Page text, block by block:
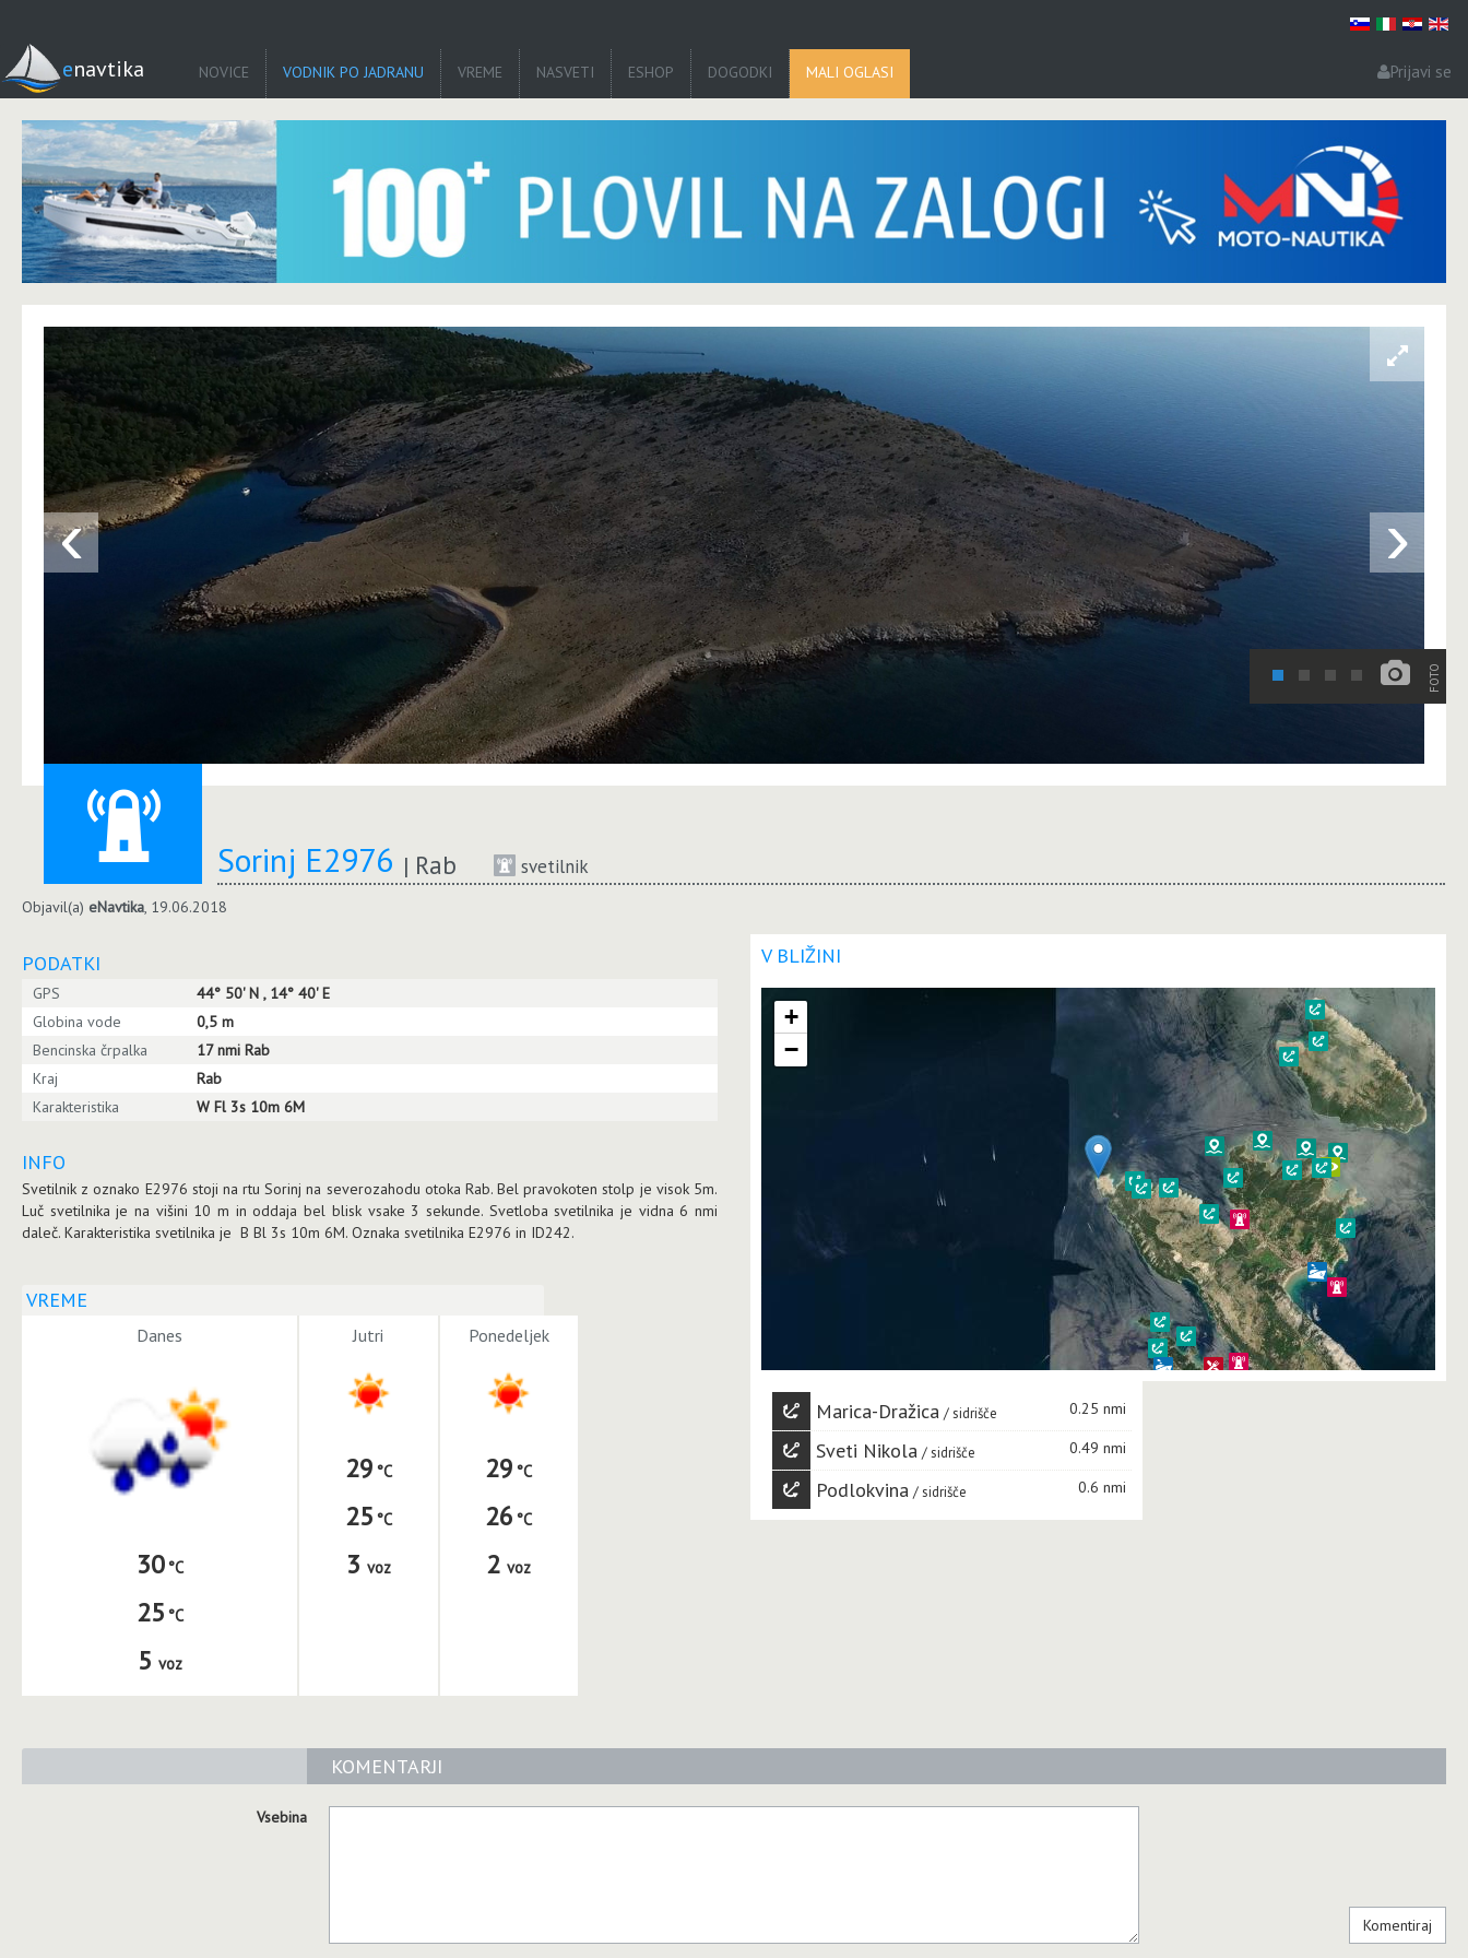
enavtika NOVICE VODNIK PO JADRANU VREME NASVETI ESHOP DOGODKI MALI OGLASI Prijavi se
‹ ›
FOTO
Sorinj E2976 Rab svetilnik
Objavil(a) eNavtika, 19.06.2018
PODATKI
GPS
44° 50' N , 14° 40' E
Globina vode
0,5 m
Bencinska črpalka
17 nmi Rab
Kraj
Rab
Karakteristika
W Fl 3s 10m 6M
INFO
Svetilnik z oznako E2976 stoji na rtu Sorinj na severozahodu otoka Rab. Bel pravokoten stolp je visok 5m.
Luč svetilnika je na višini 10 m in oddaja bel blisk vsake 3 sekunde. Svetloba svetilnika je vidna 6 nmi
daleč. Karakteristika svetilnika je B Bl 3s 10m 6M. Oznaka svetilnika E2976 in ID242.
VREME
Danes
30
25
5 voz
Jutri
29
25
3 voz
Ponedeljek
29
26
2 voz
V BLIŽINI
+
−
Marica-Dražica sidrišče 0.25 nmi
Sveti Nikola sidrišče 0.49 nmi
Podlokvina sidrišče 0.6 nmi
KOMENTARJI
Vsebina